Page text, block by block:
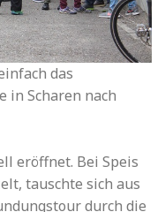
das
in Scharen nach
eröffnet. Bei Speis
tauschte sich aus
durch die